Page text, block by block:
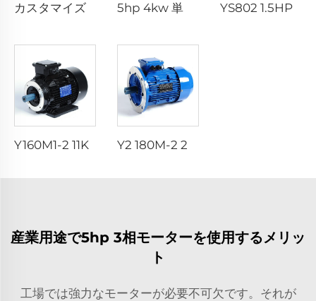
5hp 4kw 単相電動機 3hp 単相非同期電動機 価格 220V YL YC YCL YS802 1.5HP 1.1KW 2極 B5 ACモーター 三相非同期モーター アルミ製ハウジング付き
Y160M1-2 11KW 15HP 380V 400V 3000RPM AC 3相誘導電動機 11kw 15hp 380 400vボルト 3000rpm
産業用途で5hp 3相モーターを使用するメリッ
ト
工場では強力なモーターが必要不可欠です。それが